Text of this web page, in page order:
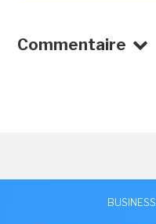
Commentaire
BUSINESS